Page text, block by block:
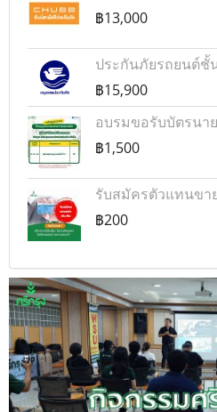
฿13,000
ประกันภัยรถยนต์ชั้
฿15,900
อบรมขอรับบัตรนา
฿1,500
รับสมัครตัวแทนขา
฿200